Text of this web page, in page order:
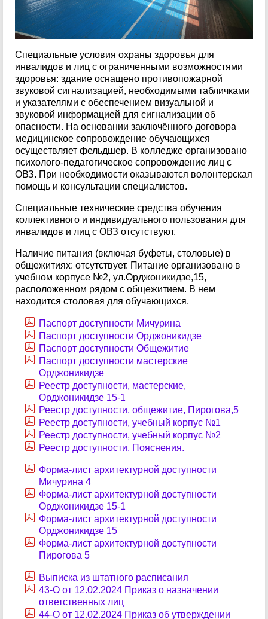
Специальные условия охраны здоровья для
инвалидов и лиц с ограниченными возможностями
здоровья: здание оснащено противопожарной
звуковой сигнализацией, необходимыми табличками
и указателями с обеспечением визуальной и
звуковой информацией для сигнализации об
опасности. На основании заключённого договора
медицинское сопровождение обучающихся
осуществляет фельдшер. В колледже организовано
психолого-педагогическое сопровождение лиц с
ОВЗ. При необходимости оказываются волонтерская
помощь и консультации специалистов.
Специальные технические средства обучения
коллективного и индивидуального пользования для
инвалидов и лиц с ОВЗ отсутствуют.
Наличие питания (включая буфеты, столовые) в
общежитиях: отсутствует. Питание организовано в
учебном корпусе №2, ул.Орджоникидзе,15,
расположенном рядом с общежитием. В нем
находится столовая для обучающихся.
Паспорт доступности Мичурина
Паспорт доступности Орджоникидзе
Паспорт доступности Общежитие
Паспорт доступности мастерские
Орджоникидзе
Реестр доступности, мастерские,
Орджоникидзе 15-1
Реестр доступности, общежитие, Пирогова,5
Реестр доступности, учебный корпус №1
Реестр доступности, учебный корпус №2
Реестр доступности. Пояснения.
Форма-лист архитектурной доступности
Мичурина 4
Форма-лист архитектурной доступности
Орджоникидзе 15-1
Форма-лист архитектурной доступности
Орджоникидзе 15
Форма-лист архитектурной доступности
Пирогова 5
Выписка из штатного расписания
43-О от 12.02.2024 Приказ о назначении
ответственных лиц
44-О от 12.02.2024 Приказ об утверждении